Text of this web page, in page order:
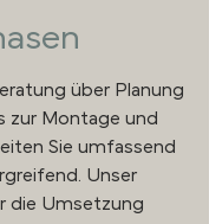
über Planung
zur Montage und
Sie umfassend
Unser
die Umsetzung